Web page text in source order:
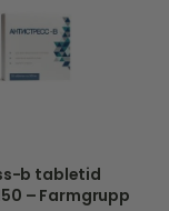
b tabletid
– Farmgrupp